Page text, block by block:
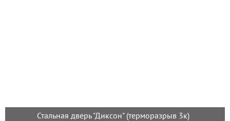
Стальная дверь "Диксон" (терморазрыв 3к)